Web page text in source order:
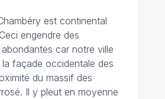
est continental
engendre des
car notre ville
façade occidentale des
du massif des
Il y pleut en moyenne